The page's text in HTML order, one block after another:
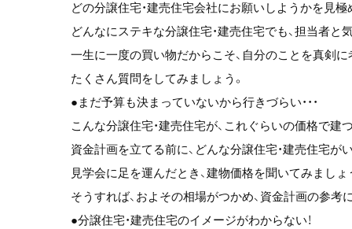
どの分譲住宅・建売住宅会社にお願いしようかを見
どんなにステキな分譲住宅・建売住宅でも、担当者
一生に一度の買い物だからこそ、自分のことを真剣
たくさん質問をしてみましょう。
●まだ予算も決まっていないから行きづらい・・・
こんな分譲住宅・建売住宅が、これぐらいの価格で建
資金計画を立てる前に、どんな分譲住宅・建売住宅
見学会に足を運んだとき、建物価格を聞いてみましょ
そうすれば、およその相場がつかめ、資金計画の参考
●分譲住宅・建売住宅のイメージがわからない！